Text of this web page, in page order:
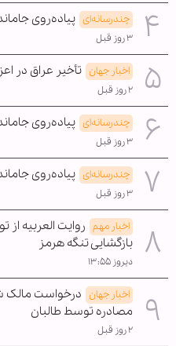
چندرسانه‌ای پیاده‌روی
۳ روز قبل
اخبار جهان تأخیر عراق در
۲ روز قبل
چندرسانه‌ای پیاده‌روی
۳ روز قبل
چندرسانه‌ای پیاده‌روی
۳ روز قبل
اخبار مهم روایت العربیه
بازگشایی تنگه هرمز
دیروز ۱۳:۵۵
اخبار جهان درخواست مالک
مصادره توسط طالبان
۲ روز قبل